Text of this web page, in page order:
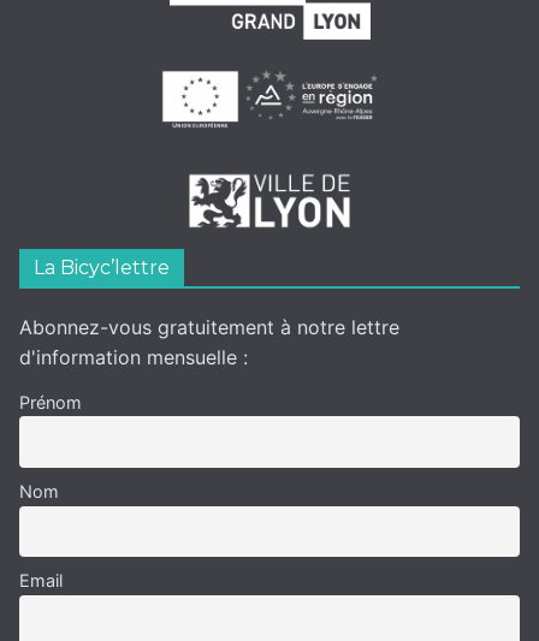
La Bicyc’lettre
Abonnez-vous gratuitement à notre lettre
d'information mensuelle :
Prénom
Nom
Email